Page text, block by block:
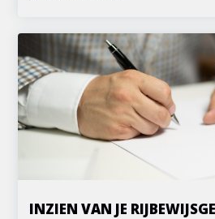
INZIEN VAN JE